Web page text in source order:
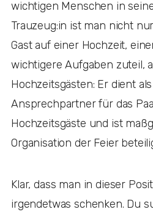
wichtigen Menschen in
Trauzeug:in ist man nicht
Gast auf einer Hochzeit,
wichtigere Aufgaben zuteil,
Hochzeitsgästen: Er dient
Ansprechpartner für das
Hochzeitsgäste und ist
Organisation der Feier
Klar, dass man in dieser
irgendetwas schenken. Du